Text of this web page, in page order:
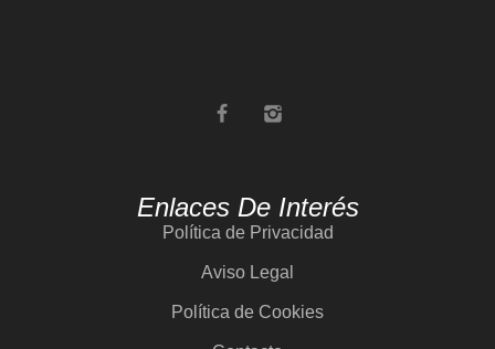
Enlaces De Interés
Política de Privacidad
Aviso Legal
Política de Cookies